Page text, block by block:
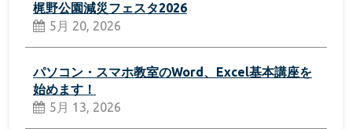
梶野公園減災フェスタ2026
5月 20, 2026
パソコン・スマホ教室のWord、Excel基本講座を
始めます！
5月 13, 2026